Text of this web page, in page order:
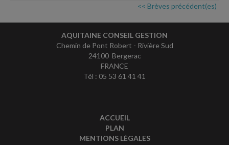
<< Brèves précédent(es)
AQUITAINE CONSEIL GESTION
Chemin de Pont Robert - Rivière Sud
24100 Bergerac
FRANCE
Tél : 05 53 61 41 41
ACCUEIL
PLAN
MENTIONS LÉGALES